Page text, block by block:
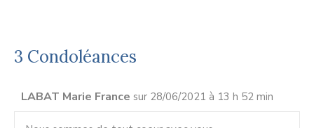
3 Condoléances
LABAT Marie France sur 28/06/2021 à 13 h 52 min